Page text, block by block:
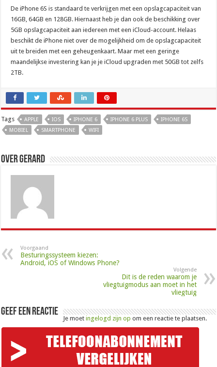
De iPhone 6S is standaard te verkrijgen met een opslagcapaciteit van
16GB, 64GB en 128GB. Hiernaast heb je dan ook de beschikking over
5GB opslagcapaciteit aan iedereen met een iCloud-account. Helaas
beschikt de iPhone niet over de mogelijkheid om de opslagcapaciteit
uit te breiden met een geheugenkaart. Maar met een geringe
maandelijkse investering kan je je iCloud upgraden met 50GB tot zelfs
2TB.
Tags APPLE IOS IPHONE 6 IPHONE 6 PLUS
IPHONE 6S
MOBIEL
SMARTPHONE WIFI
Over Gerard
Voorgaand
Besturingssysteem kiezen:
Android, iOS of Windows Phone?
Volgende
Dit is de reden waarom je
vliegtuigmodus aan moet in het
vliegtuig
Geef een reactie
Je moetingelogd zijn op om een reactie te plaatsen.